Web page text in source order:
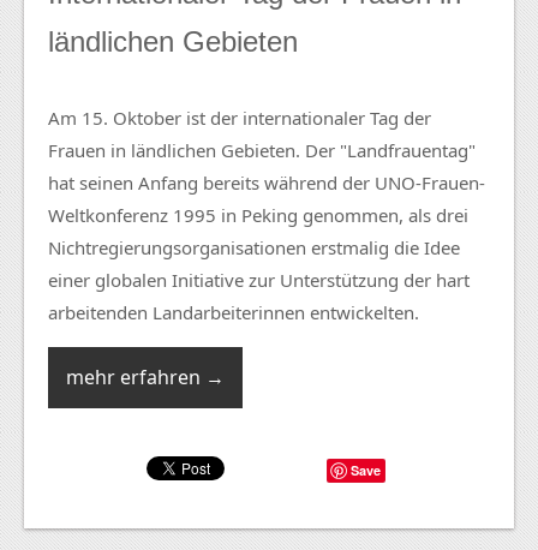
ländlichen Gebieten
Am 15. Oktober ist der internationaler Tag der
Frauen in ländlichen Gebieten. Der "Landfrauentag"
hat seinen Anfang bereits während der UNO-Frauen-
Weltkonferenz 1995 in Peking genommen, als drei
Nichtregierungsorganisationen erstmalig die Idee
einer globalen Initiative zur Unterstützung der hart
arbeitenden Landarbeiterinnen entwickelten.
mehr erfahren →
Save